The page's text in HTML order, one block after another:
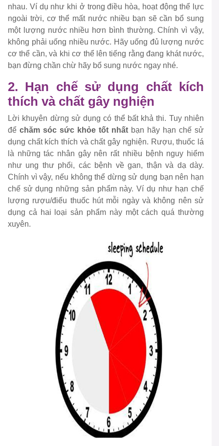
nhau. Ví dụ như khi ở trong điều hòa, hoạt động thể lực
ngoài trời, cơ thể mất nước nhiều bạn sẽ cần bổ sung
một lượng nước nhiều hơn bình thường. Chính vì vậy,
không phải uống nhiều nước. Hãy uống đủ lượng nước
cơ thể cần, và khi cơ thể lên tiếng rằng đang khát nước,
bạn đừng chần chừ hãy bổ sung nước ngay nhé.
2. Hạn chế sử dụng chất kích
thích và chất gây nghiện
Lời khuyên dừng sử dụng có thể bất khả thi. Tuy nhiên
để chăm sóc sức khỏe tốt nhất bạn hãy hạn chế sử
dụng chất kích thích và chất gây nghiện. Rượu, thuốc lá
là những tác nhân gây nên rất nhiều bệnh nguy hiểm
như ung thư phổi, các bệnh về gan, thận và dạ dày.
Chính vì vậy, nếu không thể dừng sử dụng bạn nên hạn
chế sử dụng những sản phẩm này. Ví dụ như hạn chế
lượng rượu/điếu thuốc hút mỗi ngày và không nên sử
dụng cả hai loại sản phẩm này một cách quá thường
xuyên.